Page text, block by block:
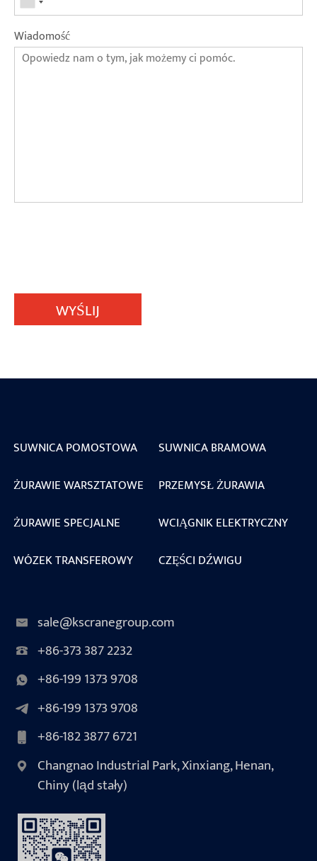
Wiadomość
WYŚLIJ
SUWNICA POMOSTOWA
SUWNICA BRAMOWA
ŻURAWIE WARSZTATOWE
PRZEMYSŁ ŻURAWIA
ŻURAWIE SPECJALNE
WCIĄGNIK ELEKTRYCZNY
WÓZEK TRANSFEROWY
CZĘŚCI DŹWIGU
sale@kscranegroup.com
+86-373 387 2232
+86-199 1373 9708
+86-199 1373 9708
+86-182 3877 6721
Changnao Industrial Park, Xinxiang, Henan,
Chiny (ląd stały)